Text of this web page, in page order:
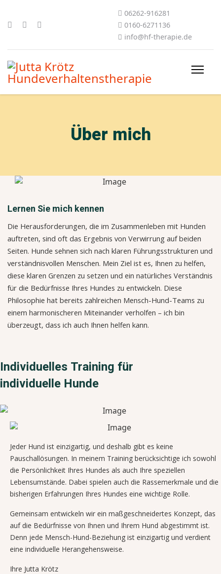
06262-916281
0160-6271136
info@hf-therapie.de
Über mich
Lernen Sie mich kennen
Die Herausforderungen, die im Zusammenleben mit Hunden
auftreten, sind oft das Ergebnis von Verwirrung auf beiden
Seiten. Hunde sehnen sich nach klaren Führungsstrukturen und
verständnisvollen Menschen. Mein Ziel ist es, Ihnen zu helfen,
diese klaren Grenzen zu setzen und ein natürliches Verständnis
für die Bedürfnisse Ihres Hundes zu entwickeln. Diese
Philosophie hat bereits zahlreichen Mensch-Hund-Teams zu
einem harmonischeren Miteinander verholfen – ich bin
überzeugt, dass ich auch Ihnen helfen kann.
Individuelles Training für
individuelle Hunde
Jeder Hund ist einzigartig, und deshalb gibt es keine
Pauschallösungen. In meinem Training berücksichtige ich sowohl
die Persönlichkeit Ihres Hundes als auch Ihre speziellen
Lebensumstände. Dabei spielen auch die Rassemerkmale und die
bisherigen Erfahrungen Ihres Hundes eine wichtige Rolle.
Gemeinsam entwickeln wir ein maßgeschneidertes Konzept, das
auf die Bedürfnisse von Ihnen und Ihrem Hund abgestimmt ist.
Denn jede Mensch-Hund-Beziehung ist einzigartig und verdient
eine individuelle Herangehensweise.
Ihre Jutta Krötz